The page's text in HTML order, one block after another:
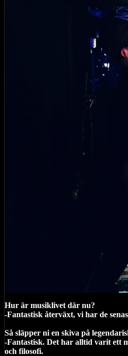
Hur är musiklivet där nu?
-Fantastisk återväxt, vi har de
Så släpper ni en skiva på
-Fantastisk. Det har alltid varit ett
och filosofi.